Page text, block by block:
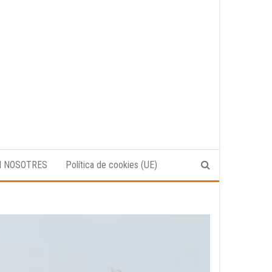
NOSOTRES Política de cookies (UE)